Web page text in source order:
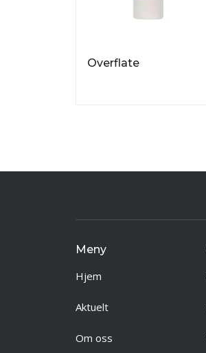
Overflate
Meny
Hjem
Aktuelt
Om oss